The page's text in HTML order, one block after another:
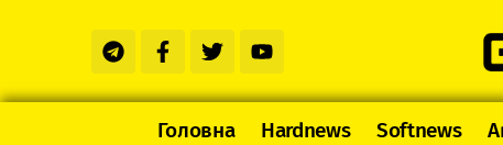
Головна Hardnews Softnews